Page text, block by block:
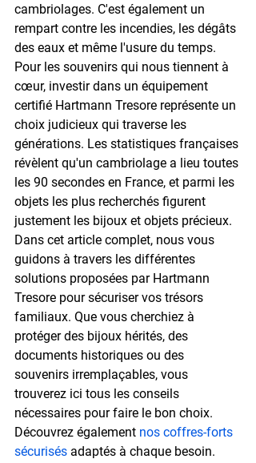
cambriolages. C'est également un
rempart contre les incendies, les dégâts
des eaux et même l'usure du temps.
Pour les souvenirs qui nous tiennent à
cœur, investir dans un équipement
certifié Hartmann Tresore représente un
choix judicieux qui traverse les
générations. Les statistiques françaises
révèlent qu'un cambriolage a lieu toutes
les 90 secondes en France, et parmi les
objets les plus recherchés figurent
justement les bijoux et objets précieux.
Dans cet article complet, nous vous
guidons à travers les différentes
solutions proposées par Hartmann
Tresore pour sécuriser vos trésors
familiaux. Que vous cherchiez à
protéger des bijoux hérités, des
documents historiques ou des
souvenirs irremplaçables, vous
trouverez ici tous les conseils
nécessaires pour faire le bon choix.
Découvrez également nos coffres-forts
sécurisés adaptés à chaque besoin.